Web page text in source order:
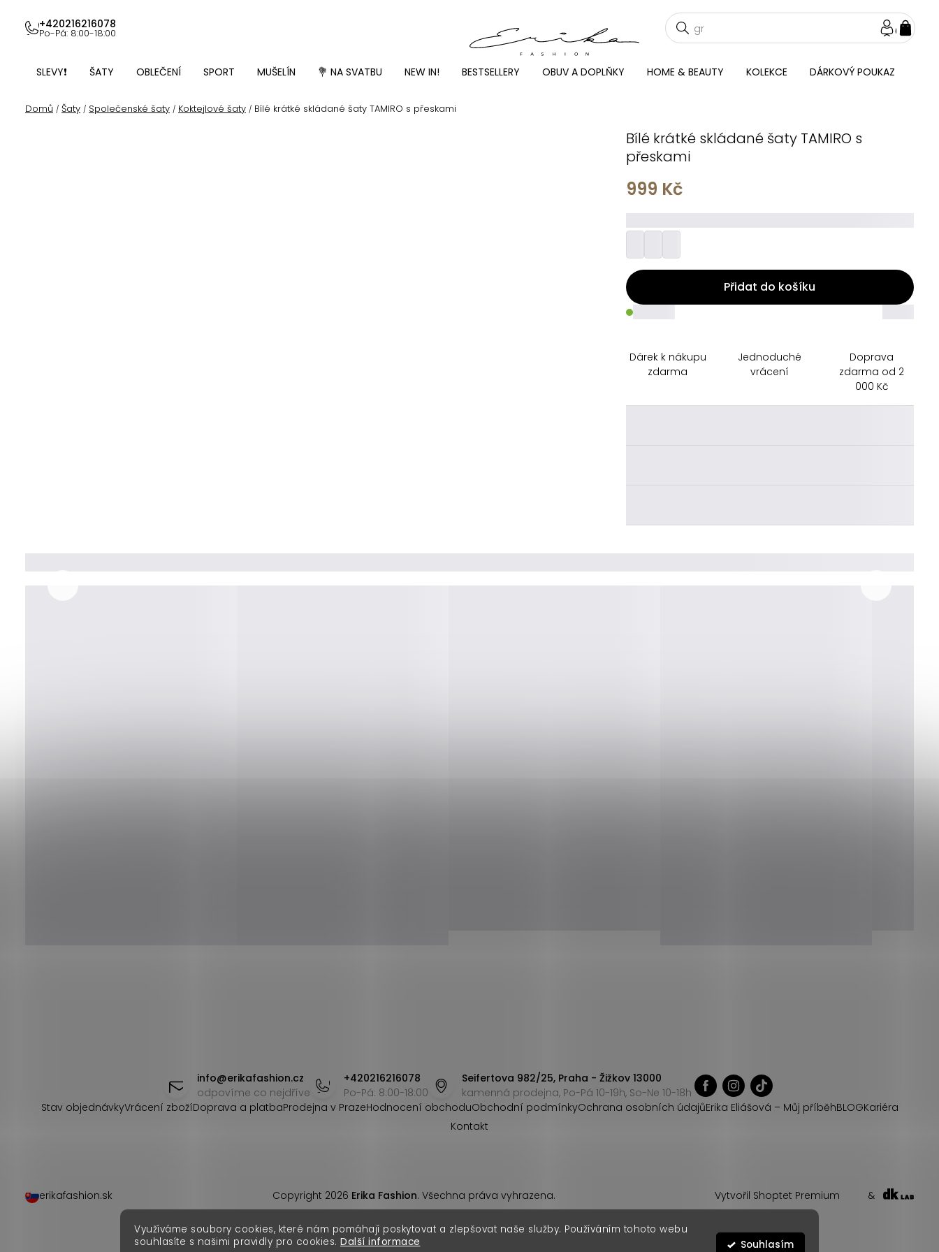
Využíváme soubory cookies, které nám pomáhají poskytovat a zlepšovat naše služby. Používáním tohoto webu
souhlasíte s našimi pravidly pro cookies. Další informace Souhlasím
obsah
+420216216078
Po-Pá: 8:00-18:00
SLEVY❗ ŠATY OBLEČENÍ SPORT MUŠELÍN 💐 NA SVATBU NEW IN! BESTSELLERY OBUV A DOPLŇKY HOME & BEAUTY KOLEKCE DÁRKOVÝ POUKAZ
Domů / Šaty / Společenské šaty / Koktejlové šaty / Bílé krátké skládané šaty TAMIRO s přeskami
Bílé krátké skládané šaty TAMIRO s
přeskami
999 Kč
Přidat do košíku
_____
Dárek k nákupu
zdarma
Jednoduché
vrácení
Doprava
zdarma od 2
000 Kč
info@erikafashion.cz
odpovíme co nejdříve
+420216216078
Po-Pá: 8:00-18:00
Seifertova 982/25, Praha - Žižkov 13000
kamenná prodejna, Po-Pá 10-19h, So-Ne 10-18h
Stav objednávkyVrácení zbožíDoprava a platbaProdejna v PrazeHodnocení obchoduObchodní podmínkyOchrana osobních údajůErika Eliášová – Můj příběhBLOGKariéra
Kontakt
Vytvořil Shoptet Premium &
Copyright 2026 Erika Fashion. Všechna práva vyhrazena.
erikafashion.sk